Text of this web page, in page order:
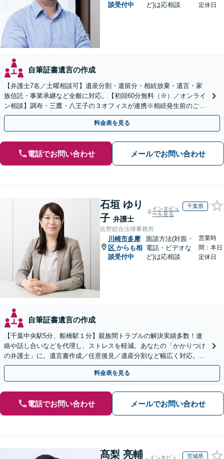
談受付中
ど)は応相談
定休日
自筆証書遺言の作成
【弁護士7名／土曜相談可】遺産分割・遺留分・相続放棄・遺言・家
族信託・事業承継など全般に対応。【初回60分無料（※）／オンライ
ン相談】調布・三鷹・八王子の３オフィスが連携※相続発生前のご相
談など有料相談になるものもございます。
料金表を見る
電話でお問い合わせ メールでお問い合わせ
石垣 ゆり
子 弁護士
インタビュ
ーを見る
千葉県
佐野総合法律事務所
川崎市多摩
区 からも相
談受付中
面談方法(対面・
電話・ビデオな
ど)は応相談
営業時
間：本日
定休日
自筆証書遺言の作成
【千葉中央駅5分、船橋駅１分】親族間トラブルの解決実績多数！連
絡や話し合いなどを代理し、ストレスを軽減。あなたの「かかりつけ
の弁護士」に。遺言書作成／任意後見／遺産分割など幅広く対応。お
気軽にご相談ください！【初回来所相談30分無料】
料金表を見る
電話でお問い合わせ メールでお問い合わせ
髙梨 亮輔
インタビュ
茨城県